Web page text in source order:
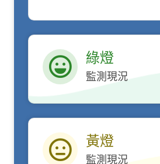
綠燈
綠燈
監測現況
黃燈
監測現況